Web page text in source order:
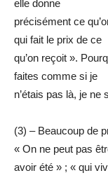
elle donne
précisément ce
qui fait le prix de ce
qu’on reçoit ».
faites comme si je
n’étais pas là, je
(3) – Beaucoup de
« On ne peut pas
avoir été » ; « qui